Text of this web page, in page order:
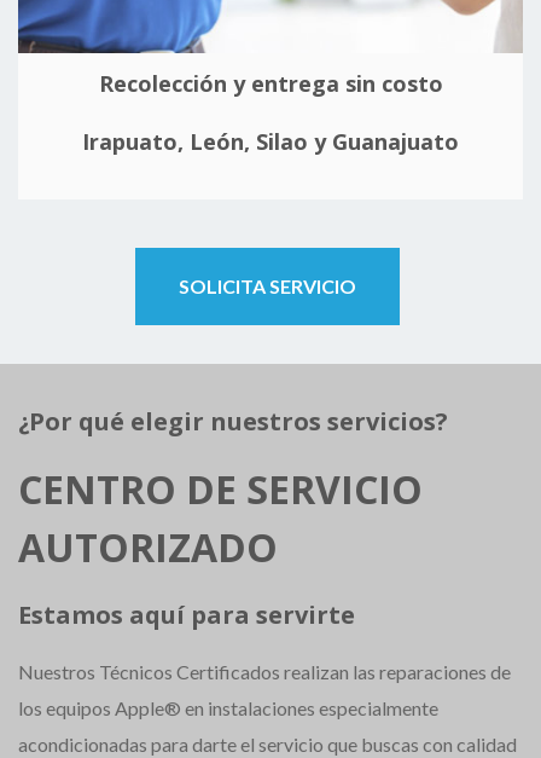
Recolección y entrega sin costo
Irapuato, León, Silao y Guanajuato
SOLICITA SERVICIO
¿Por qué elegir nuestros servicios?
CENTRO DE SERVICIO
AUTORIZADO
Estamos aquí para servirte
Nuestros Técnicos Certificados realizan las reparaciones de
los equipos Apple® en instalaciones especialmente
acondicionadas para darte el servicio que buscas con calidad